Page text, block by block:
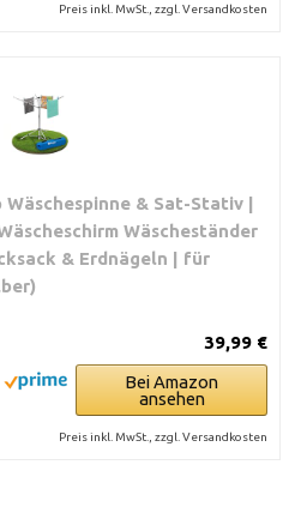
Preis inkl. MwSt., zzgl. Versandkosten
Wäschespinne & Sat-Stativ |
Wäscheständer
& Erdnägeln | für
39,99 €
Bei Amazon
ansehen
Preis inkl. MwSt., zzgl. Versandkosten